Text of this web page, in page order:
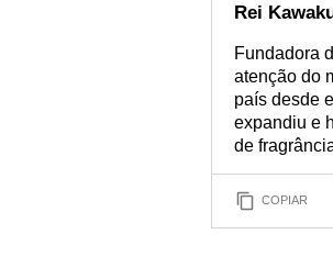
Rei
Fundadora
atenção do
país desde
expandiu e
de
COPIAR